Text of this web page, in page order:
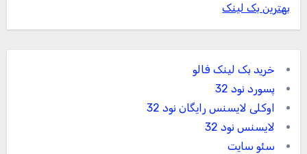
بهترین بک لینک
خرید بک لینک فالو
پسورد نود 32
اوکلی لایسنس رایگان نود 32
لایسنس نود 32
سئو سایت